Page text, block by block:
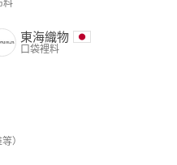
料
東海織物
口袋裡料
）